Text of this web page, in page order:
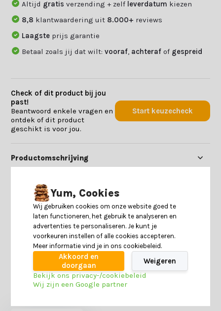
Altijd gratisverzending + zelf leverdatum kiezen
8,8 klantwaardering uit 8.000+ reviews
Laagste prijs garantie
Betaal zoals jij dat wilt:vooraf achteraf of gespreid
Check of dit product bij jou
past!
Beantwoord enkele vragen en
ontdek of dit product
geschikt is voor jou.
Start keuzecheck
Productomschrijving
Specificaties
Reviews
Heb je nog interesse in deze recent bekeken
Yum, Cookies
Wij gebruiken cookies om onze website goed te
laten functioneren, het gebruik te analyseren en
advertenties te personaliseren. Je kunt je
voorkeuren instellen of alle cookies accepteren.
Meer informatie vind je in ons cookiebeleid.
Akkoord en
doorgaan
Weigeren
Bekijk ons privacy-/cookiebeleid
Wij zijn een Google partner